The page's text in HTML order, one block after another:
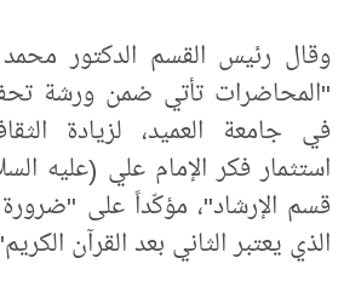
وقال رئيس القسم الدكتور
"المحاضرات تأتي ضمن ورشة
في جامعة العميد، لزيادة
استثمار فكر الإمام علي (عليه
قسم الإرشاد"، مؤكّداً على "ضرورة
الذي يعتبر الثاني بعد القرآن